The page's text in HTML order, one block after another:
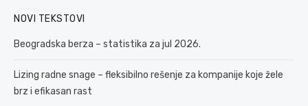
NOVI TEKSTOVI
Beogradska berza – statistika za jul 2026.
Lizing radne snage – fleksibilno rešenje za kompanije koje žele
brz i efikasan rast